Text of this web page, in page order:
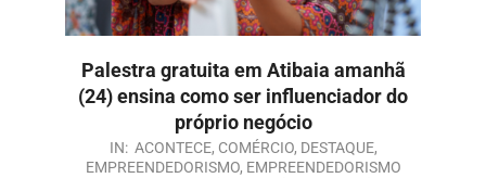
Palestra gratuita em Atibaia amanhã
(24) ensina como ser influenciador do
próprio negócio
IN: ACONTECE, COMÉRCIO, DESTAQUE,
EMPREENDEDORISMO, EMPREENDEDORISMO